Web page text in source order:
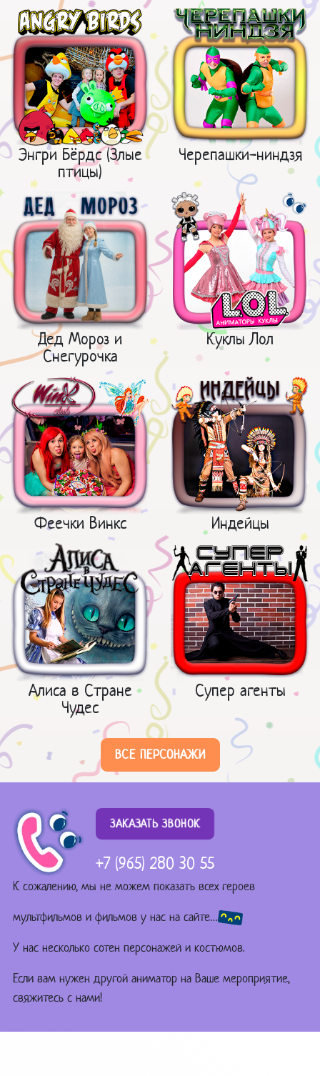
Энгри Бёрдс (Злые
птицы)
Черепашки-ниндзя
Дед Мороз и
Снегурочка
Куклы Лол
Феечки Винкс Индейцы
Алиса в Стране
Чудес
Супер агенты
ВСЕ ПЕРСОНАЖИ
ЗАКАЗАТЬ ЗВОНОК
+7 (965) 280 30 55
К сожалению, мы не можем показать всех героев
мультфильмов и фильмов у нас на сайте…
У нас несколько сотен персонажей и костюмов.
Если вам нужен другой аниматор на Ваше мероприятие,
свяжитесь с нами!